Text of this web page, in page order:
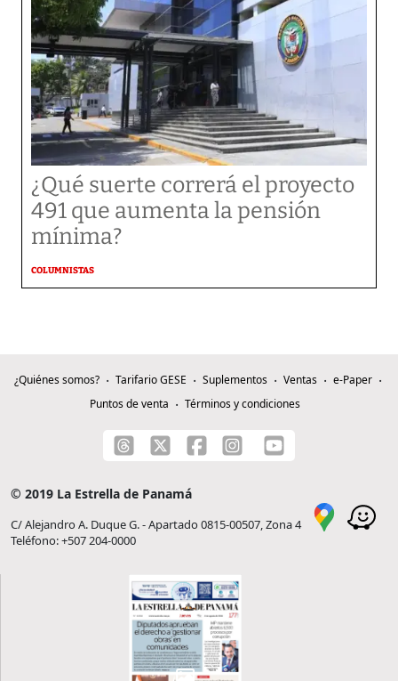
¿Qué suerte correrá el proyecto
491 que aumenta la pensión
mínima?
COLUMNISTAS
¿Quiénes somos? Tarifario GESE Suplementos Ventas
e-Paper
Puntos de venta
Términos y condiciones
© 2019 La Estrella de Panamá
C/ Alejandro A. Duque G. - Apartado 0815-00507, Zona 4
Teléfono: +507 204-0000